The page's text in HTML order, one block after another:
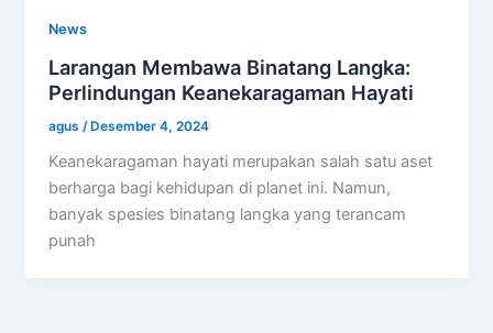
News
Larangan Membawa Binatang Langka:
Perlindungan Keanekaragaman Hayati
agus /Desember 4, 2024
Keanekaragaman hayati merupakan salah satu aset
berharga bagi kehidupan di planet ini. Namun,
banyak spesies binatang langka yang terancam
punah